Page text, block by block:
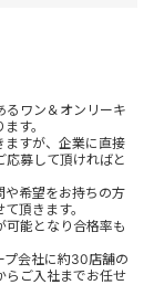
るワン＆オンリーキ
す。
ますが、企業に直接
応募して頂ければと
や希望をお持ちの方
頂きます。
可能となり合格率も
プ会社に約30店舗の
らご入社までお任せ